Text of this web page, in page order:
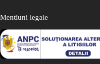
Mentiuni legale